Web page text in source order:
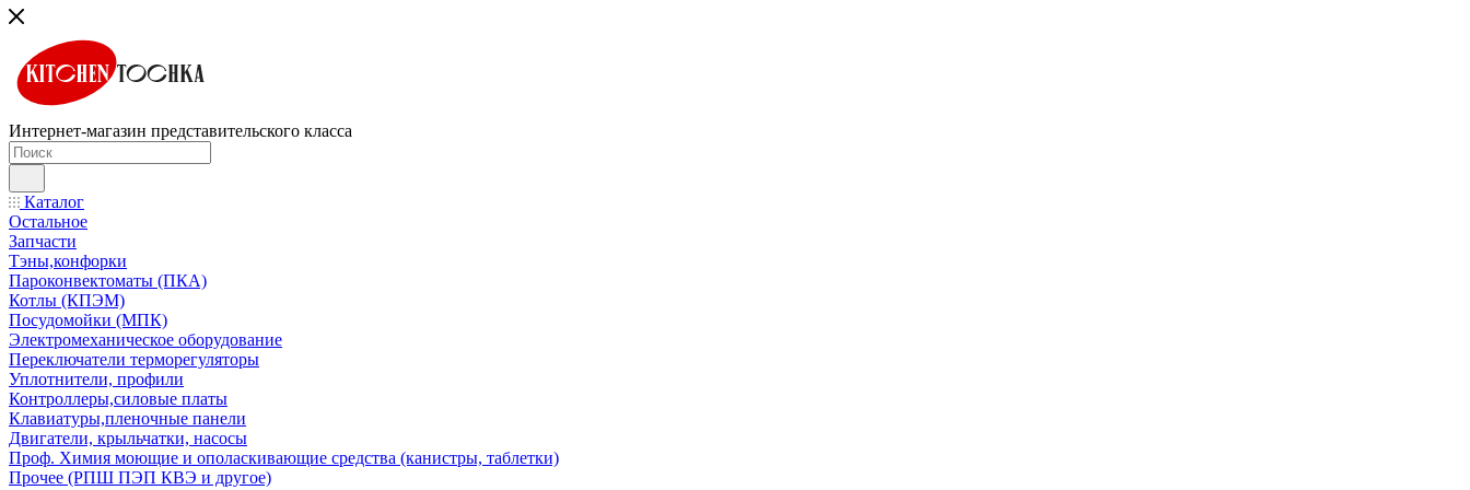
Интернет-магазин представительского класса
Каталог
Остальное
Запчасти
Тэны,конфорки
Пароконвектоматы (ПКА)
Котлы (КПЭМ)
Посудомойки (МПК)
Электромеханическое оборудование
Переключатели терморегуляторы
Уплотнители, профили
Контроллеры,силовые платы
Клавиатуры,пленочные панели
Двигатели, крыльчатки, насосы
Проф. Химия моющие и ополаскивающие средства (канистры, таблетки)
Прочее (РПШ ПЭП КВЭ и другое)